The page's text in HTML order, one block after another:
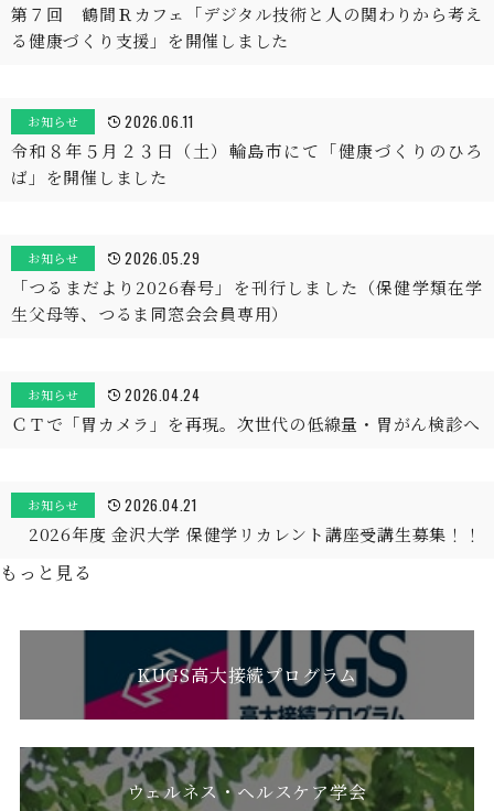
第７回 鶴間Ｒカフェ「デジタル技術と人の関わりから考え
る健康づくり支援」を開催しました
お知らせ 2026.06.11
令和８年５月２３日（土）輪島市にて「健康づくりのひろ
ば」を開催しました
お知らせ 2026.05.29
「つるまだより2026春号」を刊行しました（保健学類在学
生父母等、つるま同窓会会員専用）
お知らせ 2026.04.24
ＣＴで「胃カメラ」を再現。次世代の低線量・胃がん検診へ
お知らせ 2026.04.21
2026年度 金沢大学 保健学リカレント講座受講生募集！！
もっと見る
KUGS高大接続プログラム
ウェルネス・ヘルスケア学会